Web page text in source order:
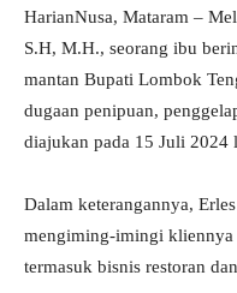
HarianNusa, Mataram –
S.H, M.H., seorang ibu
mantan Bupati Lombok
dugaan penipuan,
diajukan pada 15 Juli 2024
Dalam keterangannya,
mengiming-imingi kliennya
termasuk bisnis restoran